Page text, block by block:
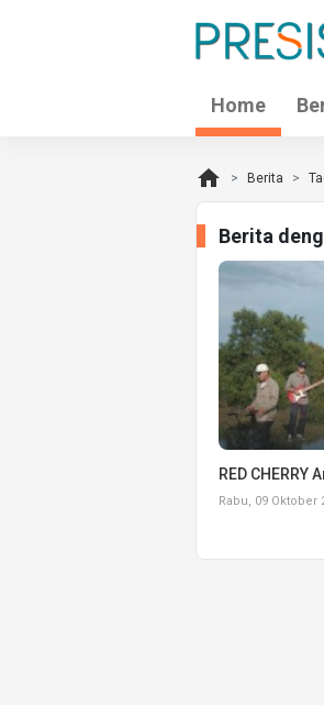
Home
home Berita
Berita
RED CHERRY
Rabu, 09 Oktober